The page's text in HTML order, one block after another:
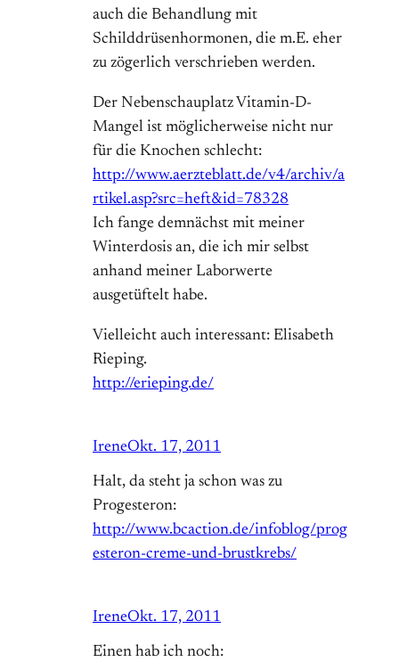
auch die Behandlung mit
Schilddrüsenhormonen, die m.E. eher
zu zögerlich verschrieben werden.
Der Nebenschauplatz Vitamin-D-
Mangel ist möglicherweise nicht nur
für die Knochen schlecht:
http://www.aerzteblatt.de/v4/archiv/a
rtikel.asp?src=heft&id=78328
Ich fange demnächst mit meiner
Winterdosis an, die ich mir selbst
anhand meiner Laborwerte
ausgetüftelt habe.
Vielleicht auch interessant: Elisabeth
Rieping.
http://erieping.de/
IreneOkt. 17, 2011
Halt, da steht ja schon was zu
Progesteron:
http://www.bcaction.de/infoblog/prog
esteron-creme-und-brustkrebs/
IreneOkt. 17, 2011
Einen hab ich noch: